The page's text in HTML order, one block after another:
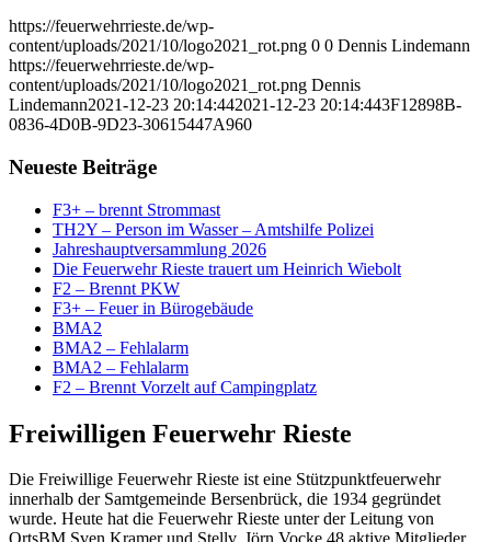
https://feuerwehrrieste.de/wp-
content/uploads/2021/10/logo2021_rot.png 0 0 Dennis Lindemann
https://feuerwehrrieste.de/wp-
content/uploads/2021/10/logo2021_rot.png Dennis
Lindemann2021-12-23 20:14:442021-12-23 20:14:443F12898B-
0836-4D0B-9D23-30615447A960
Neueste Beiträge
F3+ – brennt Strommast
TH2Y – Person im Wasser – Amtshilfe Polizei
Jahreshauptversammlung 2026
Die Feuerwehr Rieste trauert um Heinrich Wiebolt
F2 – Brennt PKW
F3+ – Feuer in Bürogebäude
BMA2
BMA2 – Fehlalarm
BMA2 – Fehlalarm
F2 – Brennt Vorzelt auf Campingplatz
Freiwilligen Feuerwehr Rieste
Die Freiwillige Feuerwehr Rieste ist eine Stützpunktfeuerwehr
innerhalb der Samtgemeinde Bersenbrück, die 1934 gegründet
wurde. Heute hat die Feuerwehr Rieste unter der Leitung von